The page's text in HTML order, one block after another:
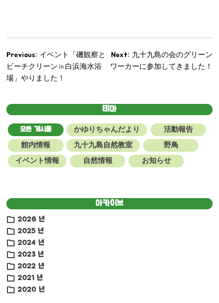
글
탐
Previous: イベント「磯観察と
ビーチクリーン㏌白浜海水浴
場」やりました！
Next: 九十九島の会のグリーン
ワーカーに参加してきました！
테마
모든 게시물 かゆりちゃんだより 活動報告
館内情報 九十九島自然教室 野鳥
イベント情報 自然情報 お知らせ
아카이브
2026 년
2025 년
2024 년
2023 년
2022 년
2021 년
2020 년